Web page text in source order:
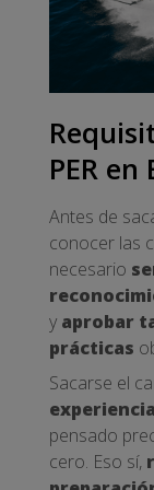
PER en
Antes de
conocer las
necesario
y aprobar
prácticas
Sacarse el
pensado
cero. Eso sí,